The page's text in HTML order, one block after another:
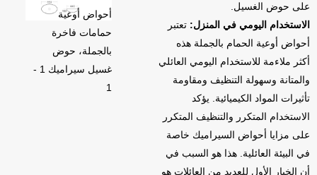
على حوض الغسيل.
الاستخدام اليومي في المنزل: تعتبر
أحواض أوعية الحمام بالجملة هذه
أكثر ملاءمة للاستخدام اليومي العائلي
والمتانة وسهولة التنظيف ومقاومة
تأثيرات المواد الكيميائية. يؤكد
الاستخدام المتكرر والتنظيف المتكرر
على مزايا أحواض السيراميك خاصة
في البيئة العائلية. هذا هو السبب في
أن الخيار الأول للعديد من العائلات هو
أحواض أوعية
حمامات فاخرة
بالجملة، حوض
غسيل سيراميك 1 -
1